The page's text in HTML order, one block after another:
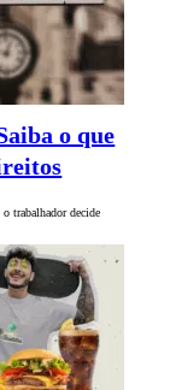
o que
trabalhador decide